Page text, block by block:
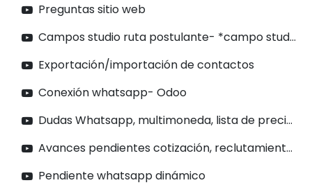
Preguntas sitio web
Campos studio ruta postulante- *campo studio* dentro de empleados
Exportación/importación de contactos
Conexión whatsapp- Odoo
Dudas Whatsapp, multimoneda, lista de precios
Avances pendientes cotización, reclutamiento, whats
Pendiente whatsapp dinámico